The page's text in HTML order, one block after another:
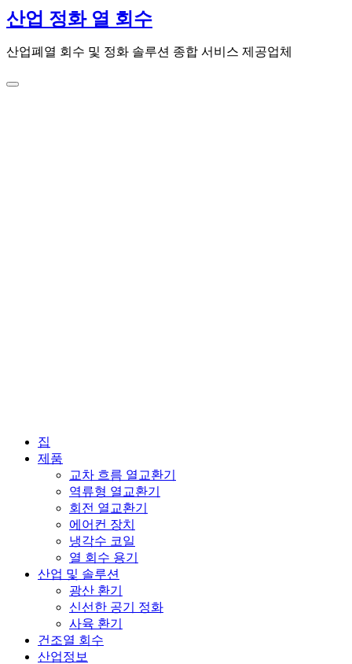
콘
텐
츠
건
산업 정화 열 회수
산업폐열 회수 및 정화 솔루션 종합 서비스 제공업체
집
제품
교차 흐름 열교환기
역류형 열교환기
회전 열교환기
에어컨 장치
냉각수 코일
열 회수 용기
산업 및 솔루션
광산 환기
신선한 공기 정화
사육 환기
건조열 회수
산업정보